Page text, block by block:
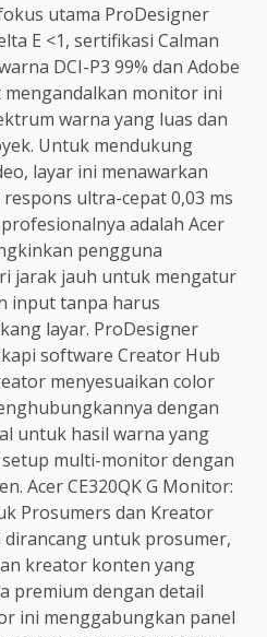
utama ProDesigner
E <1, sertifikasi Calman
DCI-P3 99% dan Adobe
mengandalkan monitor ini
warna yang luas dan
Untuk mendukung
layar ini menawarkan
ultra-cepat 0,03 ms
adalah Acer
pengguna
jarak jauh untuk mengatur
input tanpa harus
layar. ProDesigner
software Creator Hub
menyesuaikan color
dengan
untuk hasil warna yang
multi-monitor dengan
Acer CE320QK G Monitor:
Prosumers dan Kreator
dirancang untuk prosumer,
kreator konten yang
premium dengan detail
ini menggabungkan panel